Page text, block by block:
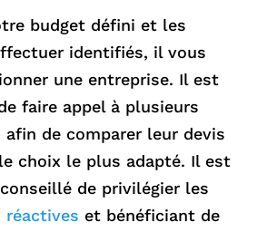
budget défini et les
identifiés, il vous
une entreprise. Il est
faire appel à plusieurs
afin de comparer leur devis
choix le plus adapté. Il est
de privilégier les
réactives et bénéficiant de